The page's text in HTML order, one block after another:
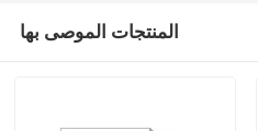
المنتجات الموصى بها